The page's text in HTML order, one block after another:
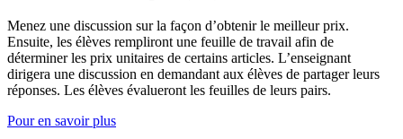
Menez une discussion sur la façon d’obtenir le meilleur prix.
Ensuite, les élèves rempliront une feuille de travail afin de
déterminer les prix unitaires de certains articles. L’enseignant
dirigera une discussion en demandant aux élèves de partager leurs
réponses. Les élèves évalueront les feuilles de leurs pairs.
Pour en savoir plus